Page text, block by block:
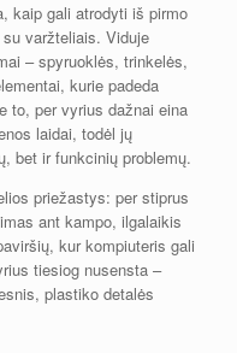
kaip gali atrodyti iš pirmo
varžteliais. Viduje
– spyruoklės, trinkelės,
kurie padeda
to, per vyrius dažnai eina
laidai, todėl jų
bet ir funkcinių problemų.
priežastys: per stiprus
ant kampo, ilgalaikis
kur kompiuteris gali
tiesiog nusensta –
plastiko detalės